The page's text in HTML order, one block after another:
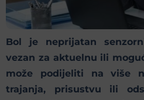
Bol je neprijatan
vezan za aktuelnu ili
može podijeliti na više
trajanja, prisustvu ili